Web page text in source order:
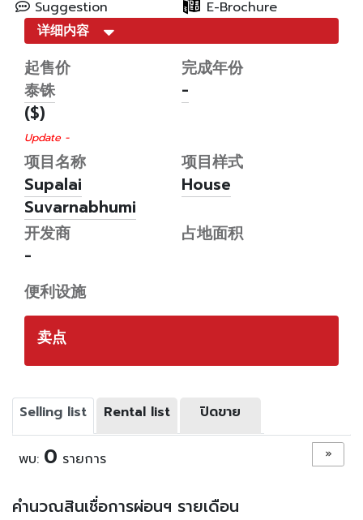
Suggestion
E-Brochure
详细内容
起售价
泰铢
($)
Update -
完成年份
-
项目名称
Supalai
Suvarnabhumi
项目样式
House
开发商
-
占地面积
便利设施
卖点
Selling list Rental list ปิดขาย
พบ: 0 รายการ »
คำนวณสินเชื่อการผ่อนฯ รายเดือน